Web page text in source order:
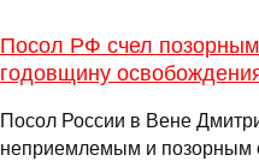
Посол РФ счел
годовщину
Посол России в Вене
неприемлемым и позорным